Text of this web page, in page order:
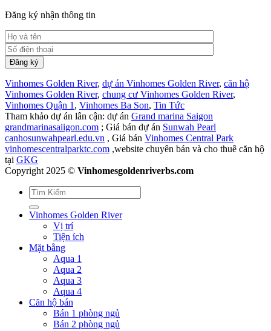
Đăng ký nhận thông tin
Vinhomes Golden River, dự án Vinhomes Golden River, căn hộ
Vinhomes Golden River, chung cư Vinhomes Golden River,
Vinhomes Quận 1 , Vinhomes Ba Son, Tin Tức
Tham khảo dự án lân cận: dự án Grand marina Saigon
grandmarinasaiigon.com ; Giá bán dự án Sunwah Pearl
canhosunwahpearl.edu.vn , Giá bán Vinhomes Central Park
vinhomescentralparktc.com ,website chuyên bán và cho thuê căn hộ
tại GKG
Copyright 2025 © Vinhomesgoldenriverbs.com
Vinhomes Golden River
Vị trí
Tiện ích
Mặt bằng
Aqua 1
Aqua 2
Aqua 3
Aqua 4
Căn hộ bán
Bán 1 phòng ngủ
Bán 2 phòng ngủ